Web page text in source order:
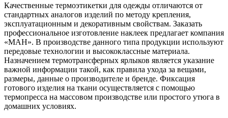
Качественные термоэтикетки для одежды отличаются от
стандартных аналогов изделий по методу крепления,
эксплуатационным и декоративным свойствам. Заказать
профессиональное изготовление наклеек предлагает компания
«МАН». В производстве данного типа продукции используют
передовые технологии и высококлассные материала.
Назначением термотрансферных ярлыков является указание
важной информации такой, как правила ухода за вещами,
размеры, данные о производителе и бренде. Фиксация
готового изделия на ткани осуществляется с помощью
термопресса на массовом производстве или простого утюга в
домашних условиях.